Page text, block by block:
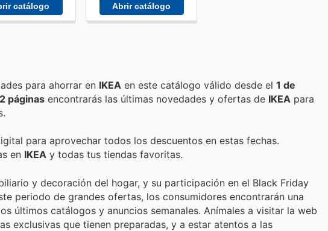
catálogo Abrir catálogo
Encuentra las mejores promociones, descuentos y oportunidades para ahorrar en IKEA en este catálogo válido desde el 1 de
páginas encontrarás las últimas novedades y ofertas de IKEA para
para aprovechar todos los descuentos en estas fechas.
en IKEA y todas tus tiendas favoritas.
y decoración del hogar, y su participación en el Black Friday
periodo de grandes ofertas, los consumidores encontrarán una
últimos catálogos y anuncios semanales. Anímales a visitar la web
exclusivas que tienen preparadas, y a estar atentos a las